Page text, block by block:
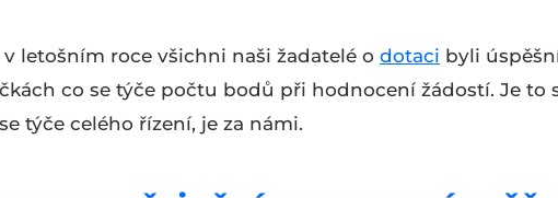
letošním roce všichni naši žadatelé o dotaci byli
co se týče počtu bodů při hodnocení žádostí. Je to
týče celého řízení, je za námi.